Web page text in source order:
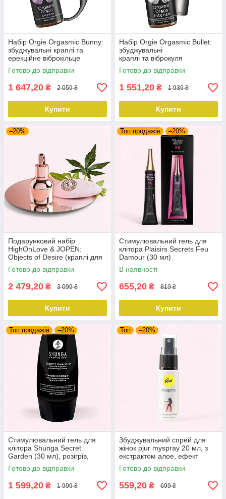
Набір Orgie Orgasmic Bunny:
збуджувальні краплі та
ерекційне віброкільце
Готово до відправки
1 647,20 ₴ 2 059 ₴
Купити
Набір Orgie Orgasmic Bullet:
збуджувальні
краплі та віброкуля
Готово до відправки
1 551,20 ₴ 1 939 ₴
Купити
–20%
Подарунковий набір
HighOnLove & JOPEN:
Objects of Desire (краплі для
клітора і вібратор з
кристалами)
Готово до відправки
2 479,20 ₴ 3 099 ₴
Купити
Топ продажів –20%
Стимулювальний гель для
клітора Plaisirs Secrets Feu
Damour (30 мл)
розігрівальний
В наявності
655,20 ₴ 819 ₴
Купити
Топ продажів –20%
Стимулювальний гель для
клітора Shunga Secret
Garden (30 мл), розігрів,
поколювання
Готово до відправки
1 599,20 ₴ 1 999 ₴
Топ –20%
Збуджувальний спрей для
жінок pjur myspray 20 мл, з
екстрактом алое, ефект
поколювання
Готово до відправки
559,20 ₴ 699 ₴